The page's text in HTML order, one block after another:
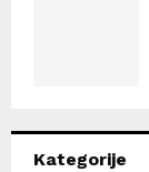
Kategorije